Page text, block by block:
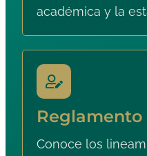
académica y la
Conoce los